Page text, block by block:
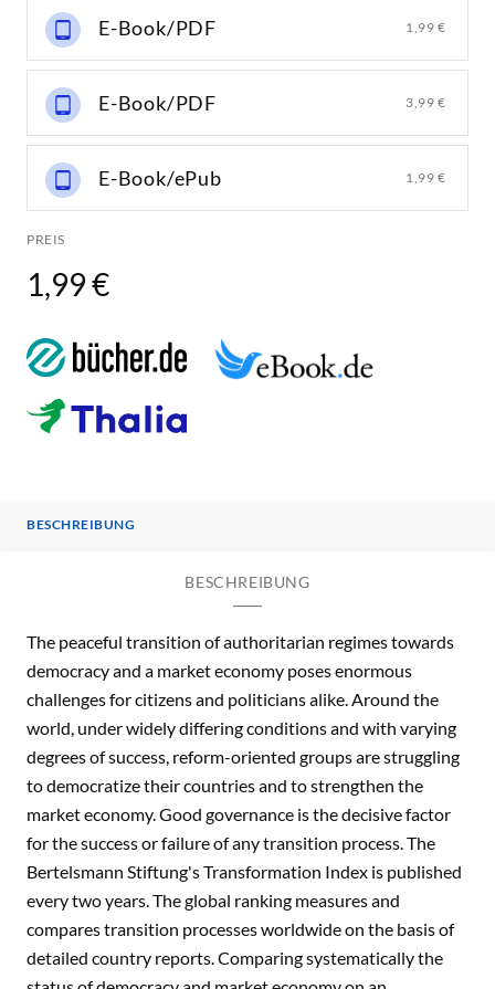
E-Book/PDF 1,99 €
E-Book/PDF 3,99 €
E-Book/ePub 1,99 €
PREIS
1,99 €
BESCHREIBUNG
BESCHREIBUNG
The peaceful transition of authoritarian regimes towards
democracy and a market economy poses enormous
challenges for citizens and politicians alike. Around the
world, under widely differing conditions and with varying
degrees of success, reform-oriented groups are struggling
to democratize their countries and to strengthen the
market economy. Good governance is the decisive factor
for the success or failure of any transition process. The
Bertelsmann Stiftung's Transformation Index is published
every two years. The global ranking measures and
compares transition processes worldwide on the basis of
detailed country reports. Comparing systematically the